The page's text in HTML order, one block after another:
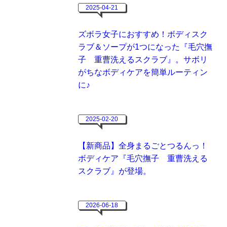
2025-04-21
ズボラ女子におすすめ！ボディスク
ラブ＆ソープが1つになった『毛穴撫
子 重曹洗えるスクラブ』。サボリ
がちなボディケアを簡単ルーティン
に♪
2025-02-20
【新商品】全身まるごとつるんっ！
ボディケア『毛穴撫子 重曹洗える
スクラブ』が登場。
2026-06-18